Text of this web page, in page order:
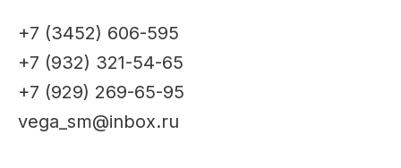
+7 (3452) 606-595
+7 (932) 321-54-65
+7 (929) 269-65-95
vega_sm@inbox.ru